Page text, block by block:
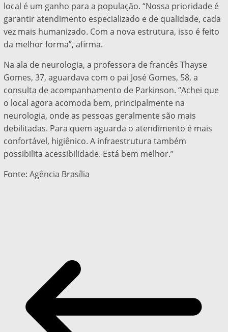
local é um ganho para a população. “Nossa prioridade é
garantir atendimento especializado e de qualidade, cada
vez mais humanizado. Com a nova estrutura, isso é feito
da melhor forma”, afirma.
Na ala de neurologia, a professora de francês Thayse
Gomes, 37, aguardava com o pai José Gomes, 58, a
consulta de acompanhamento de Parkinson. “Achei que
o local agora acomoda bem, principalmente na
neurologia, onde as pessoas geralmente são mais
debilitadas. Para quem aguarda o atendimento é mais
confortável, higiênico. A infraestrutura também
possibilita acessibilidade. Está bem melhor.”
Fonte: Agência Brasília